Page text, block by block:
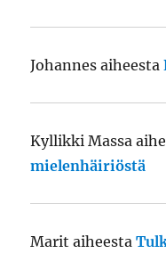
Johannes aiheesta
Kyllikki Massa
mielenhäiriöstä
Marit aiheesta